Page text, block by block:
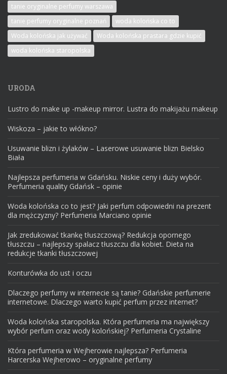
tanie oryginalne perfumy warszawa
tanie perfumy oryginalne poznań
woda kolońska co to
Woda kolońska jak używać
Woda kolońska prastara gdzie kupić
woda kolońska staropolska
URODA
Lustro do make up -makeup mirror. Lustra do makijażu makeup
Wiskoza – jakie to włókno?
Usuwanie blizn i żylaków – Laserowe usuwanie blizn Bielsko
Biała
Najlepsza perfumeria w Gdańsku. Niskie ceny i duży wybór.
Perfumeria quality Gdańsk – opinie
Woda kolońska co to jest? Jaki perfum odpowiedni na prezent
dla mężczyzny? Perfumeria Marciano opinie
Jak zredukować tkankę tłuszczową? Redukcja opornego
tłuszczu – najlepszy spalacz tłuszczu dla kobiet. Dieta na
redukcje tkanki tłuszczowej
Konturówka do ust i oczu
Dlaczego perfumy w internecie są tanie? Gdańskie perfumerie
internetowe. Dlaczego warto kupić perfum przez internet?
Woda kolońska staropolska. Która perfumeria ma największy
wybór perfum oraz wody kolońskiej? Perfumeria Crystaline
Która perfumeria w Wejherowie najlepsza? Perfumeria
Harcerska Wejherowo – oryginalne perfumy